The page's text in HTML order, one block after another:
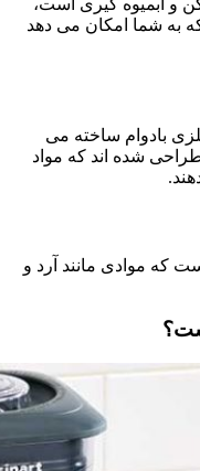
و آبمیوه گیری است،
به شما امکان می دهد
بادوام ساخته می
شده اند که مواد
که موادی مانند آرد و